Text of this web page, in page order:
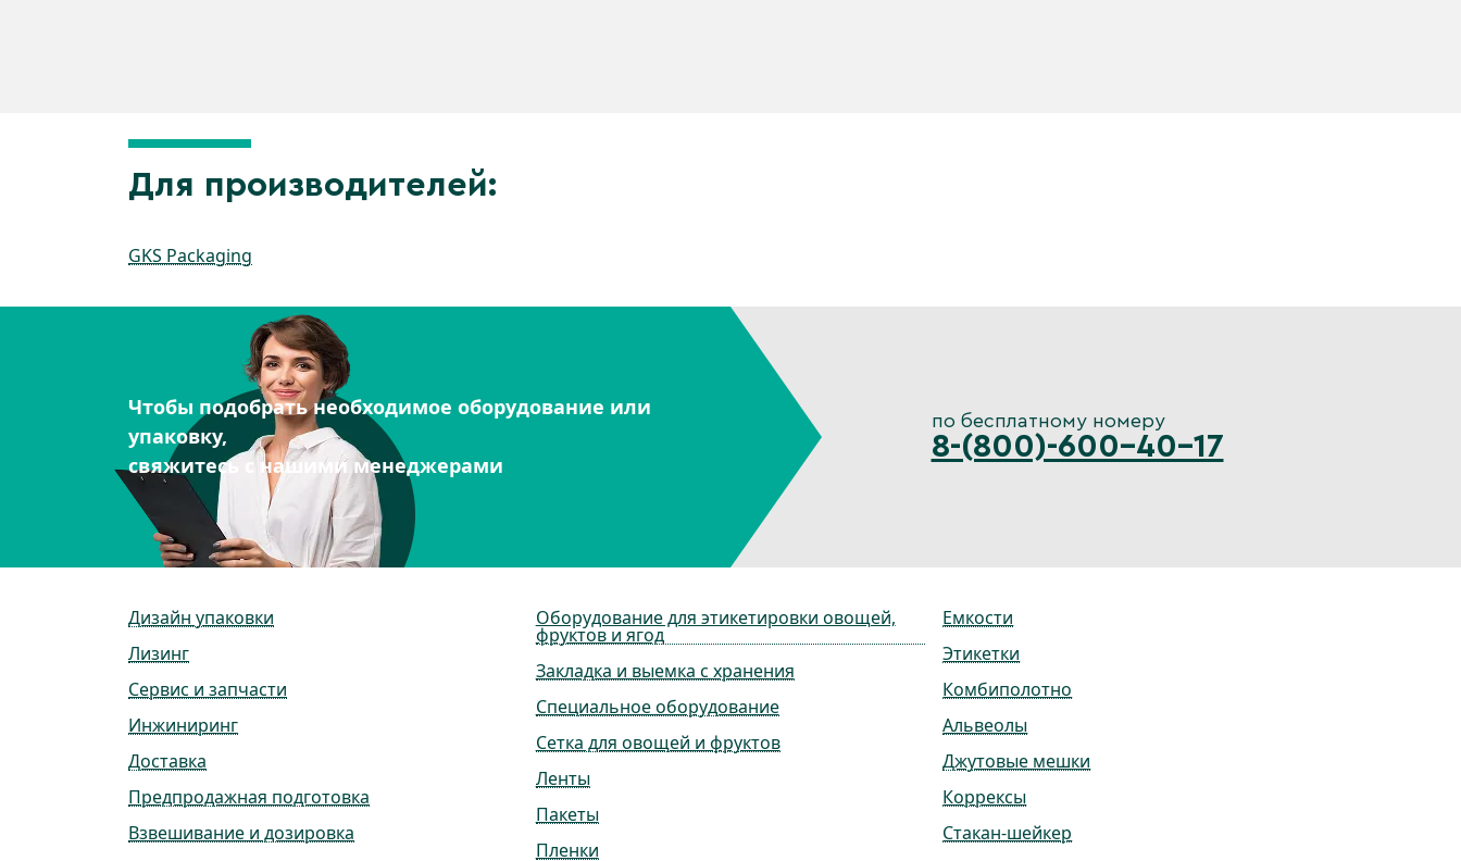
Для производителей:
GKS Packaging
Чтобы подобрать необходимое оборудование или
упаковку,
свяжитесь с нашими менеджерами
по бесплатному номеру
8-(800)-600-40-17
Дизайн упаковки
Лизинг
Сервис и запчасти
Инжиниринг
Доставка
Предпродажная подготовка
Взвешивание и дозировка
Оборудование для этикетировки овощей,
фруктов и ягод
Закладка и выемка с хранения
Специальное оборудование
Сетка для овощей и фруктов
Ленты
Пакеты
Пленки
Емкости
Этикетки
Комбиполотно
Альвеолы
Джутовые мешки
Коррексы
Стакан-шейкер